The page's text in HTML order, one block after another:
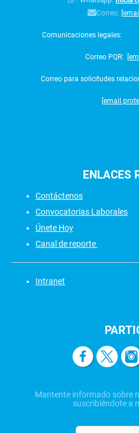
Correo:
Comunicaciones legales:
Correo PQR:
Correo para solicitudes
[email
ENLACES
Contáctenos
Convocatorias Laborales
Únete Hoy
Canal de reporte
Intranet
Mantente informado sobre
suscribiéndote a